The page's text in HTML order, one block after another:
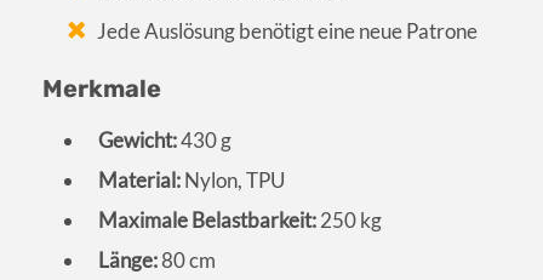
Jede Auslösung benötigt eine neue Patrone
Merkmale
Gewicht:430 g
Material:Nylon, TPU
Maximale Belastbarkeit:250 kg
Länge:80 cm